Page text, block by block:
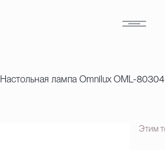
Настольная лампа Omnilux OML-
Этим